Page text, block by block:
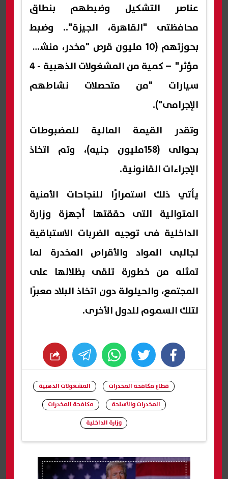
عناصر التشكيل وضبطهم بنطاق
محافظتى "القاهرة، الجيزة".. وضبط
بحوزتهم (10 مليون قرص "مخدر، منشط،
مؤثر" – كمية من المشغولات الذهبية - 4
سيارات "من متحصلات نشاطهم
الإجرامى").
وتقدر القيمة المالية للمضبوطات
بحوالى (158مليون جنيه)، وتم اتخاذ
الإجراءات القانونية.
يأتي ذلك استمرارًا للنجاحات الأمنية
المتوالية التى حققتها أجهزة وزارة
الداخلية فى توجيه الضربات الاستباقية
لجالبى المواد والأقراص المخدرة لما
تمثله من خطورة تلقى بظلالها على
المجتمع، والحيلولة دون اتخاذ البلاد معبرًا
لتلك السموم للدول الأخرى.
facebook
twitter
whats
قطاع مكافحة المخدرات
المشغولات الذهبية
المخدرات والأسلحة
مكافحة المخدرات
وزارة الداخلية